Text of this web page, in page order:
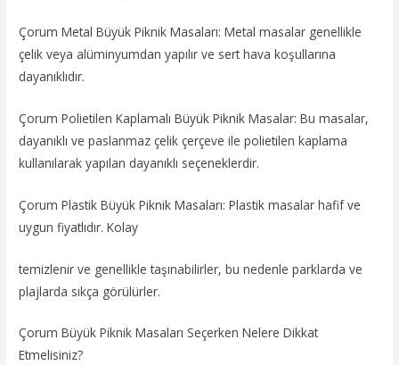
Çorum Metal Büyük Piknik Masaları: Metal masalar genellikle
çelik veya alüminyumdan yapılır ve sert hava koşullarına
dayanıklıdır.
Çorum Polietilen Kaplamalı Büyük Piknik Masalar: Bu masalar,
dayanıklı ve paslanmaz çelik çerçeve ile polietilen kaplama
kullanılarak yapılan dayanıklı seçeneklerdir.
Çorum Plastik Büyük Piknik Masaları: Plastik masalar hafif ve
uygun fiyatlıdır. Kolay
temizlenir ve genellikle taşınabilirler, bu nedenle parklarda ve
plajlarda sıkça görülürler.
Çorum Büyük Piknik Masaları Seçerken Nelere Dikkat
Etmelisiniz?